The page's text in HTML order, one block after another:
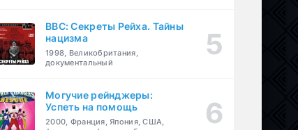
BBC: Секреты Рейха. Тайны
нацизма
1998, Великобритания,
документальный
Могучие рейнджеры:
Успеть на помощь
2000, Франция, Япония, США,